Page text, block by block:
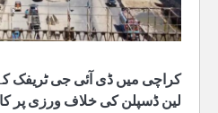
کراچی میں ڈی آئی جی ٹریفک
لین ڈسپلن کی خلاف ورزی پر